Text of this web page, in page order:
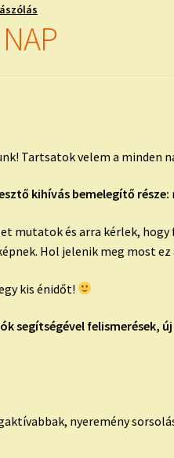
Tartsatok velem a minden
kihívás bemelegítő része:
mutatok és arra kérlek,
Hol jelenik meg most ez
kis énidőt!
segítségével felismerések,
nyeremény